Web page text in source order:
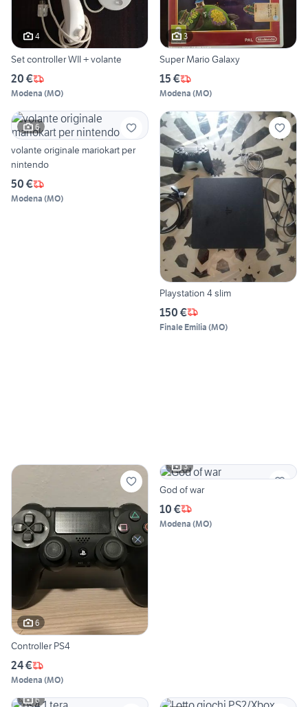
4
Set controller WII + volante
20 €
Modena (MO)
3
Super Mario Galaxy
15 €
Modena (MO)
6
volante originale mariokart per
nintendo
50 €
Modena (MO)
Playstation 4 slim
150 €
Finale Emilia (MO)
6
Controller PS4
24 €
Modena (MO)
3
God of war
10 €
Modena (MO)
6